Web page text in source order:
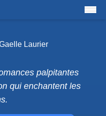
palpitantes
qui enchantent les